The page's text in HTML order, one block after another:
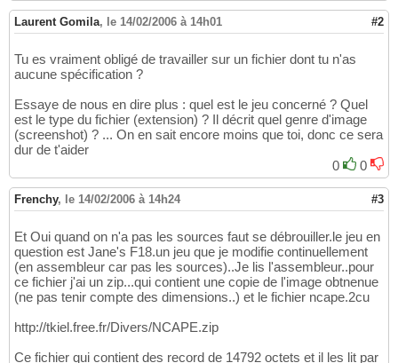
Laurent Gomila, le 14/02/2006 à 14h01 #2
Tu es vraiment obligé de travailler sur un fichier dont tu n'as
aucune spécification ?
Essaye de nous en dire plus : quel est le jeu concerné ? Quel
est le type du fichier (extension) ? Il décrit quel genre d'image
(screenshot) ? ... On en sait encore moins que toi, donc ce sera
dur de t'aider
0
0
Frenchy, le 14/02/2006 à 14h24 #3
Et Oui quand on n'a pas les sources faut se débrouiller.le jeu en
question est Jane's F18.un jeu que je modifie continuellement
(en assembleur car pas les sources)..Je lis l'assembleur..pour
ce fichier j'ai un zip...qui contient une copie de l'image obtnenue
(ne pas tenir compte des dimensions..) et le fichier ncape.2cu
http://tkiel.free.fr/Divers/NCAPE.zip
Ce fichier qui contient des record de 14792 octets et il les lit par